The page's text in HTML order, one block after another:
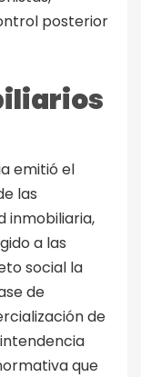
posterior
emitió el
las
inmobiliaria,
a las
social la
de
de
que